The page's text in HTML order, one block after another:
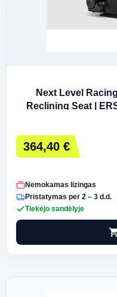
Next Level
Reclining Seat |
364,40 €
Nemokamas lizingas
Pristatymas per 2 – 3 d.d.
Tiekėjo sandėlyje